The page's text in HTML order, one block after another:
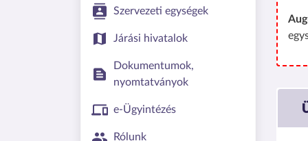
Szervezeti egységek
Járási hivatalok
Dokumentumok,
nyomtatványok
e-Ügyintézés
Rólunk